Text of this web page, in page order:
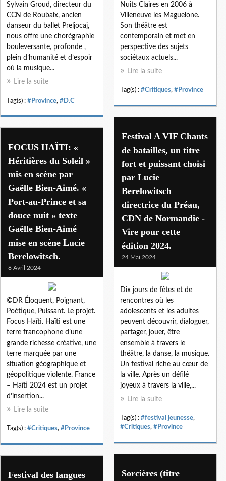
Nuits Claires en 2006 à
Villeneuve les Maguelone.
Son théâtre est
contemporain et met en
perspective des sujets
sociétaux actuels...
Lire la suite
Tag(s) : #Critiques, #Province
Sylvain Groud, directeur du
CCN de Roubaix, ancien
danseur du ballet Preljocaj,
nous offre une chorégraphie
bouleversante, profonde ,
plein d’humanité et d’espoir
où la musique...
Lire la suite
Tag(s) : #Province, #D.C
Festival A VIF Chants
de batailles, un titre
fort et puissant choisi
par Lucie
Berelowitsch
directrice du Préau,
CDN de Normandie -
Vire pour cette
édition 2024.
24 Mai 2024
Dix jours de fêtes et de
rencontres où les
adolescents et les adultes
peuvent découvrir, dialoguer,
partager, jouer, être
ensemble à travers le
théâtre, la danse, la musique.
Un festival riche au cœur de
la ville. Après un défilé
joyeux à travers la ville,...
Lire la suite
Tag(s) : #festival jeunesse,
#Critiques, #Province
FOCUS HAÏTI: «
Héritières du Soleil »
mis en scène par
Gaëlle Bien-Aimé. «
Port-au-Prince et sa
douce nuit » texte
Gaëlle Bien-Aimé
mise en scène Lucie
Berelowitsch.
8 Avril 2024
©DR Éloquent, Poignant,
Poétique, Puissant. Le projet.
Focus Haïti. Haïti est une
terre francophone d’une
grande richesse créative, une
terre marquée par une
situation géographique et
géopolitique violente. France
– Haïti 2024 est un projet
d’insertion...
Lire la suite
Tag(s) : #Critiques, #Province
Sorcières (titre
Festival des langues